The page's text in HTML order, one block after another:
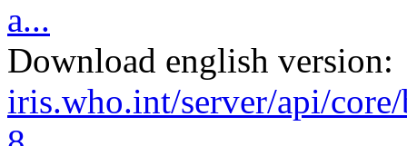
a...
Download english version:
iris.who.int/server/api/